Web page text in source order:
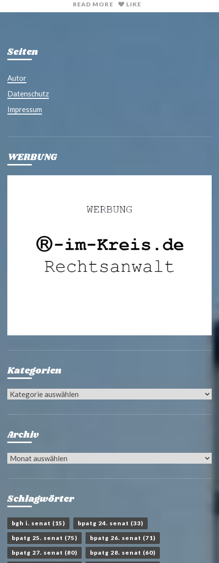
READ MORE
LIKE
Seiten
Autor
Datenschutz
Impressum
WERBUNG
Kategorien
Kategorien
Archiv
Archiv
Schlagwörter
bgh i. senat (15) bpatg 24. senat (33)
bpatg 25. senat (75) bpatg 26. senat (71)
bpatg 27. senat (80) bpatg 28. senat (60)